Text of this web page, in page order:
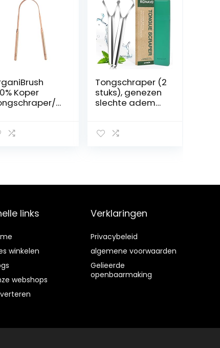
Koper
T
Tongschraper (2
stuks), genezen
slechte adem
roestvrijstalen
frisser adem in
links
winkelen
webshops
Verklaringen
Privacybeleid
algemene voorwaarden
Gelieerde
openbaarmaking